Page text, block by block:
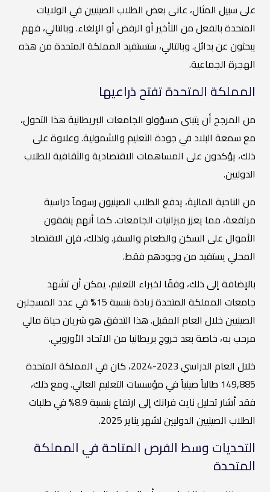
على سبيل المثال، عانى بعض الطلاب الصينيين في الولايات
المتحدة بالفعل من التأخير أو الرفض أو الإلغاء. وبالتالي، فهم
يبحثون عن بدائل. وبالتالي، ستستفيد المملكة المتحدة من هذه
الهجرة الجماعية.
المملكة المتحدة تفتح ذراعيها
من المرجح أن يتبنى مسؤولو الجامعات البريطانية هذا التحول،
مع سمعة البلاد في جودة التعليم والشمولية. وعلاوة على
ذلك، يؤكدون على المساهمات الاقتصادية والثقافية للطلاب
الدوليين.
من الناحية المالية، يدفع الطلاب الصينيون رسوماً دراسية
مرتفعة، مما يعزز ميزانيات الجامعات. كما أنهم ينفقون
الأموال على السكن والطعام والسفر. ولذلك، فإن الاقتصاد
المحلي يستفيد من وجودهم فقط.
بالإضافة إلى ذلك، وفقًا لخبراء التعليم، يمكن أن تشهد
جامعات المملكة المتحدة زيادة بنسبة 15% في عدد المسجلين
الصينيين خلال العام المقبل. هذا التدفق هو شريان حياة مالي
مرحب به، خاصة بعد خروج بريطانيا من الاتحاد الأوروبي.
خلال العام الدراسي 2023-2024، كان في المملكة المتحدة
149,885 طالباً صينياً في مؤسسات التعليم العالي. ومع ذلك،
فقد أشار تحليل نايت فرانك إلى ارتفاع بنسبة 8.9% في طلبات
الطلاب الصينيين الدوليين لشهر يناير 2025.
التحديات وسط الفرص المتاحة في المملكة
المتحدة